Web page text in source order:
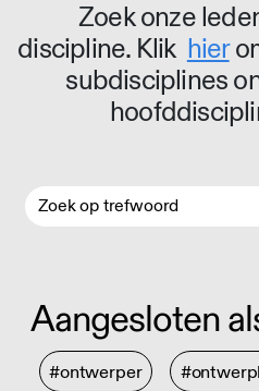
Zoek onze
discipline. Klik hier
subdisciplines
Aangesloten
#ontwerper